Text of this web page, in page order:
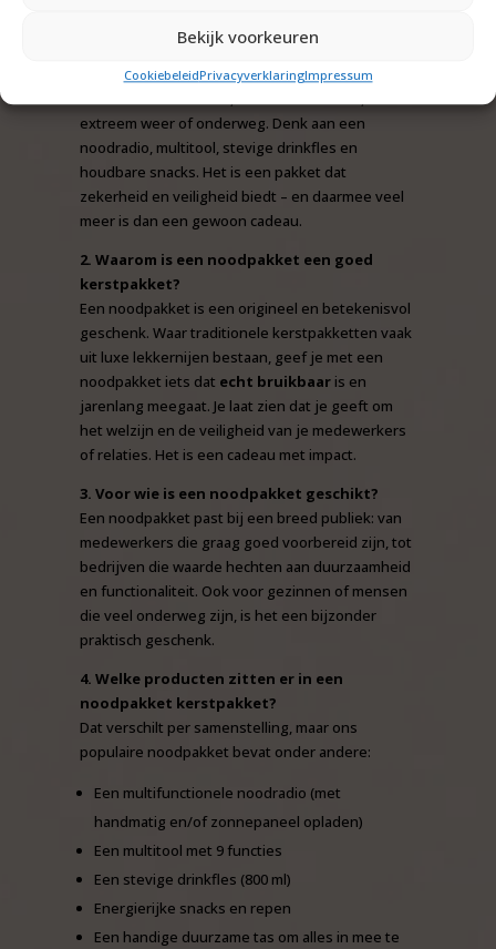
Bekijk voorkeuren
CookiebeleidPrivacyverklaringImpressum
Een noodpakket is een praktisch pakket met
essentiële items die je nodig hebt in
extreem weer of onderweg. Denk aan een
noodradio, multitool, stevige drinkfles en
houdbare snacks. Het is een pakket dat
zekerheid en veiligheid biedt – en daarmee veel
meer is dan een gewoon cadeau.
2. Waarom is een noodpakket een goed
kerstpakket?
Een noodpakket is een origineel en betekenisvol
geschenk. Waar traditionele kerstpakketten vaak
uit luxe lekkernijen bestaan, geef je met een
noodpakket iets dat echt bruikbaar is en
jarenlang meegaat. Je laat zien dat je geeft om
het welzijn en de veiligheid van je medewerkers
of relaties. Het is een cadeau met impact.
3. Voor wie is een noodpakket geschikt?
Een noodpakket past bij een breed publiek: van
medewerkers die graag goed voorbereid zijn, tot
bedrijven die waarde hechten aan duurzaamheid
en functionaliteit. Ook voor gezinnen of mensen
die veel onderweg zijn, is het een bijzonder
praktisch geschenk.
4. Welke producten zitten er in een
noodpakket kerstpakket?
Dat verschilt per samenstelling, maar ons
populaire noodpakket bevat onder andere:
Een multifunctionele noodradio (met
handmatig en/of zonnepaneel opladen)
Een multitool met 9 functies
Een stevige drinkfles (800 ml)
Energierijke snacks en repen
Een handige duurzame tas om alles in mee te